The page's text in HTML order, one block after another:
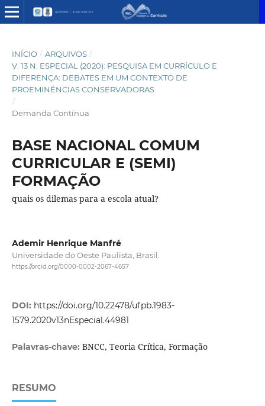
INÍCIO / ARQUIVOS /
V. 13 N. ESPECIAL (2020): PESQUISA EM CURRÍCULO E
DIFERENÇA: DEBATES EM UM CONTEXTO DE
PROEMINÊNCIAS CONSERVADORAS
/
Demanda Contínua
BASE NACIONAL COMUM
CURRICULAR E (SEMI)
FORMAÇÃO
quais os dilemas para a escola atual?
Ademir Henrique Manfré
Universidade do Oeste Paulista, Brasil.
https://orcid.org/0000-0002-2067-4657
DOI: https://doi.org/10.22478/ufpb.1983-
1579.2020v13nEspecial.44981
Palavras-chave: BNCC, Teoria Crítica, Formação
RESUMO